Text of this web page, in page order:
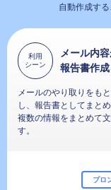
自動作成す
利用
シーン
メール内
報告書作
メールのやり取りをも
し、報告書としてまと
複数の情報をまとめて
す。
プロ